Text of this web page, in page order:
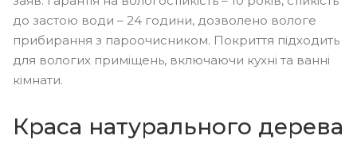
до застою води – 24 години, дозволено вологе
прибирання з пароочисником. Покриття підходить
для вологих приміщень, включаючи кухні та ванні
кімнати.
Краса натурального дерева